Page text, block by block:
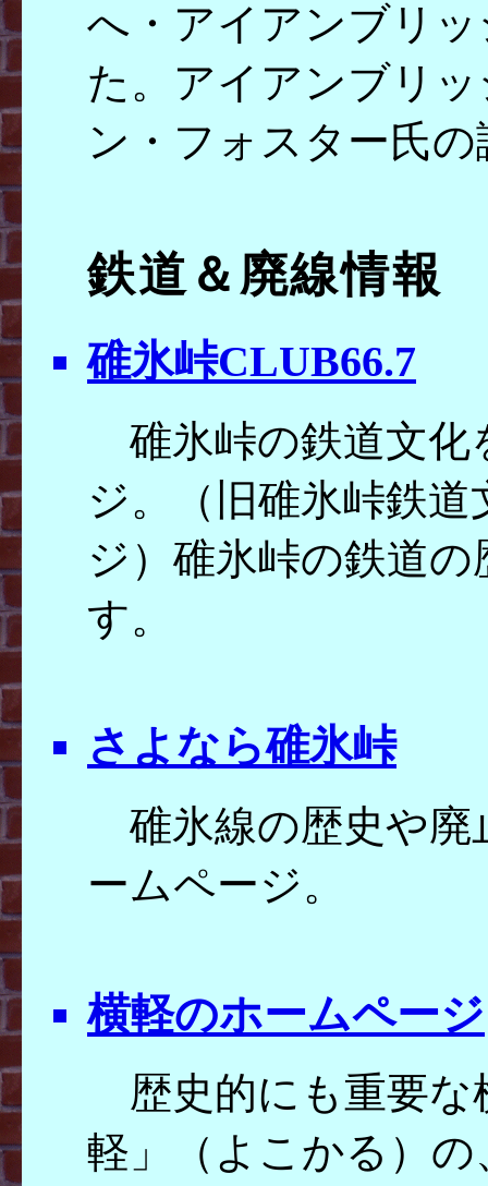
へ・アイアンブリ
た。アイアンブリ
ン・フォスター氏
鉄道＆廃線情報
碓氷峠CLUB66.7
碓氷峠の鉄道文化
ジ。（旧碓氷峠鉄
ジ）碓氷峠の鉄道
す。
さよなら碓氷峠
碓氷線の歴史や廃
ームページ。
横軽のホームページ
歴史的にも重要な
軽」（よこかる）